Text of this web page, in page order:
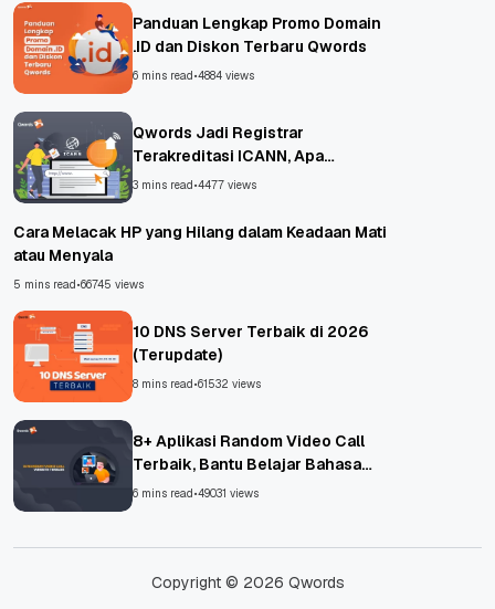
Panduan Lengkap Promo Domain
.ID dan Diskon Terbaru Qwords
6 mins read•4884 views
Qwords Jadi Registrar
Terakreditasi ICANN, Apa
Untungnya?
3 mins read•4477 views
Cara Melacak HP yang Hilang dalam Keadaan Mati
atau Menyala
5 mins read•66745 views
10 DNS Server Terbaik di 2026
(Terupdate)
8 mins read•61532 views
8+ Aplikasi Random Video Call
Terbaik, Bantu Belajar Bahasa
Asing!
6 mins read•49031 views
Copyright © 2026 Qwords